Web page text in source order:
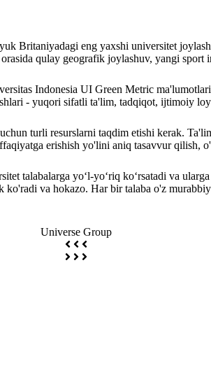
Britaniyadagi eng yaxshi universitet
qulay geografik joylashuv, yangi
Indonesia UI Green Metric
- yuqori sifatli ta'lim, tadqiqot, ijtimoiy
turli resurslarni taqdim etishi kerak.
erishish yo'lini aniq tasavvur qilish,
talabalarga yo‘l-yo‘riq ko‘rsatadi va
va hokazo. Har bir talaba o'z
Universe Group